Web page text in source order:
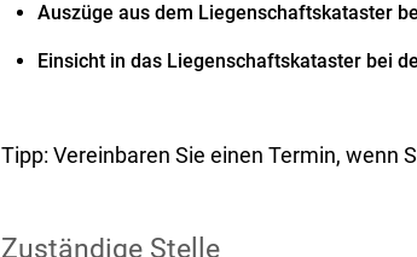
Auszüge aus dem Liegenschaftskataster
Einsicht in das Liegenschaftskataster bei
Tipp: Vereinbaren Sie einen Termin, wenn
Zuständige Stelle